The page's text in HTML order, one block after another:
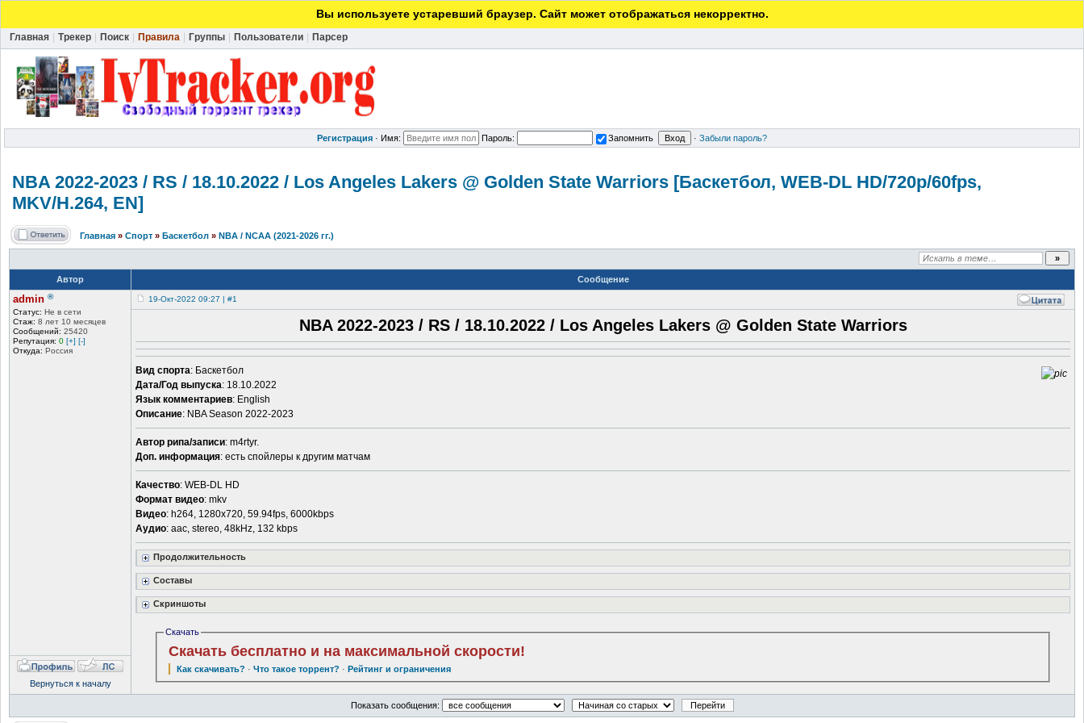
Вы используете устаревший браузер. Сайт может отображаться некорректно.
Главная Трекер Поиск Правила Группы Пользователи Парсер
Регистрация · Имя: Пароль: Запомнить · Забыли пароль?
NBA 2022-2023 / RS / 18.10.2022 / Los Angeles Lakers @ Golden State Warriors [Баскетбол, WEB-DL HD/720p/60fps,
MKV/H.264, EN]
Главная » Спорт » Баскетбол » NBA / NCAA (2021-2026 гг.)
Автор Сообщение
admin ®
Статус: Не в сети
Стаж: 8 лет 10 месяцев
Сообщений: 25420
Репутация: 0 [+] [-]
Откуда: Россия
19-Окт-2022 09:27 | #1
NBA 2022-2023 / RS / 18.10.2022 / Los Angeles Lakers @ Golden State Warriors
Вид спорта: Баскетбол
Дата/Год выпуска: 18.10.2022
Язык комментариев: English
Описание: NBA Season 2022-2023
Автор рипа/записи: m4rtyr.
Доп. информация: есть спойлеры к другим матчам
Качество: WEB-DL HD
Формат видео: mkv
Видео: h264, 1280x720, 59.94fps, 6000kbps
Аудио: aac, stereo, 48kHz, 132 kbps
Продолжительность
Составы
Скриншоты
Скачать
Скачать бесплатно и на максимальной скорости!
Как скачивать? · Что такое торрент? · Рейтинг и ограничения
Вернуться к началу
Показать сообщения: